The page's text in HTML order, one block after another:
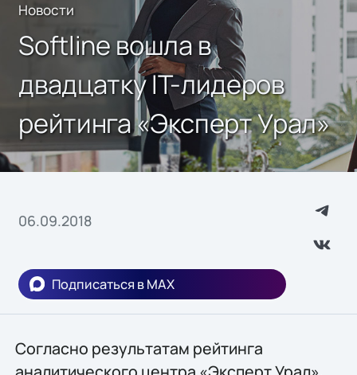
Новости
Softline вошла в
двадцатку IT-лидеров
рейтинга «Эксперт Урал»
06.09.2018
Подписаться в MAX
Согласно результатам рейтинга